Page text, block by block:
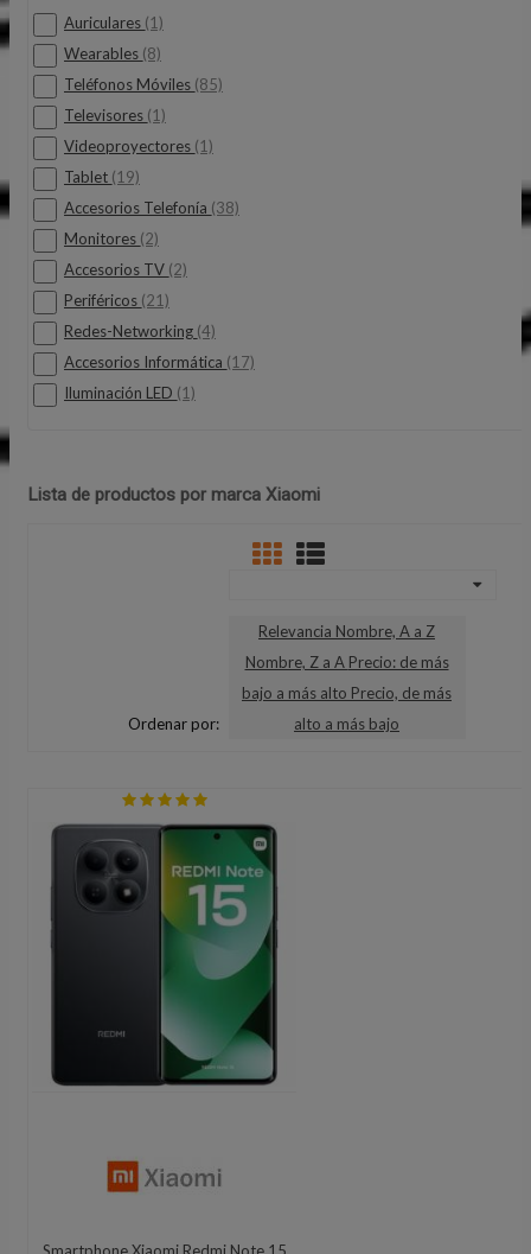
Auriculares (1)
Wearables (8)
Teléfonos Móviles (85)
Televisores (1)
Videoproyectores (1)
Tablet (19)
Accesorios Telefonía (38)
Monitores (2)
Accesorios TV (2)
Periféricos (21)
Redes-Networking (4)
Accesorios Informática (17)
Iluminación LED (1)
Lista de productos por marca Xiaomi
Ordenar por:
Relevancia Nombre, A a Z
Nombre, Z a A Precio: de más
bajo a más alto Precio, de más
alto a más bajo